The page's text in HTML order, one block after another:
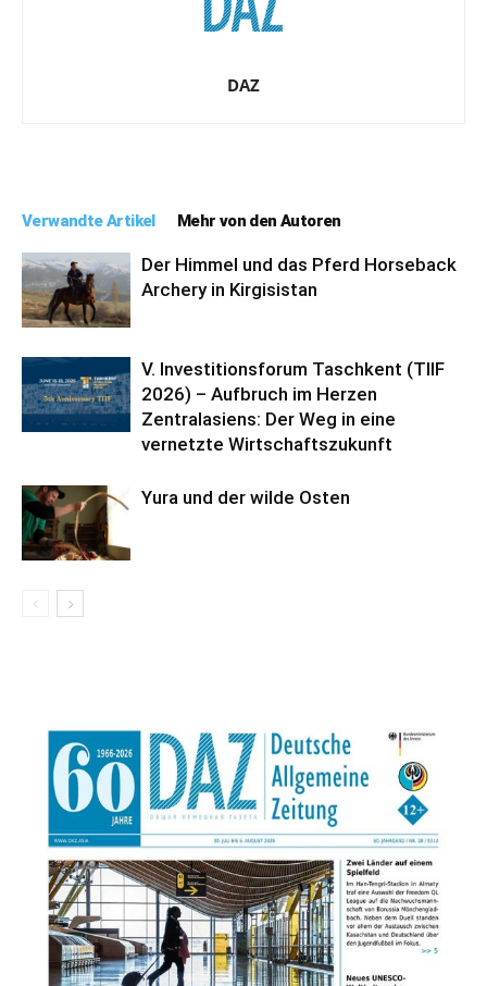
DAZ
Verwandte Artikel Mehr von den Autoren
Der Himmel und das Pferd Horseback
Archery in Kirgisistan
V. Investitionsforum Taschkent (TIIF
2026) – Aufbruch im Herzen
Zentralasiens: Der Weg in eine
vernetzte Wirtschaftszukunft
Yura und der wilde Osten